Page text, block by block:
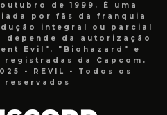
de 1999. É uma
por fãs da franquia
integral ou parcial
depende da autorização
Evil", "Biohazard" e
da Capcom.
- REVIL - Todos os